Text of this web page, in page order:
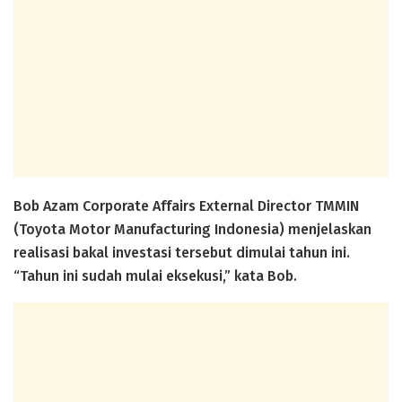
Bob Azam Corporate Affairs External Director TMMIN
(Toyota Motor Manufacturing Indonesia) menjelaskan
realisasi bakal investasi tersebut dimulai tahun ini.
“Tahun ini sudah mulai eksekusi,” kata Bob.